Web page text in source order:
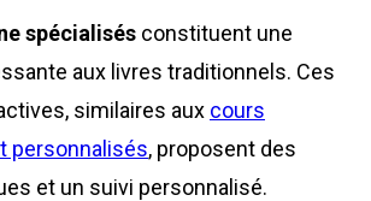
spécialisés constituent une
aux livres traditionnels. Ces
similaires aux cours
personnalisés, proposent des
et un suivi personnalisé.